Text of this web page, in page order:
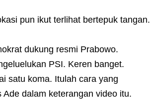
pun ikut terlihat bertepuk tangan.
dukung resmi Prabowo.
PSI. Keren banget.
satu koma. Itulah cara yang
dalam keterangan video itu.